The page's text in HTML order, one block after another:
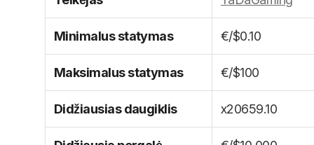
Minimalus statymas €/$0.10
Maksimalus
statymas
Didžiausias daugiklis x20659.10
Didžiausia pergalė €/$10,000